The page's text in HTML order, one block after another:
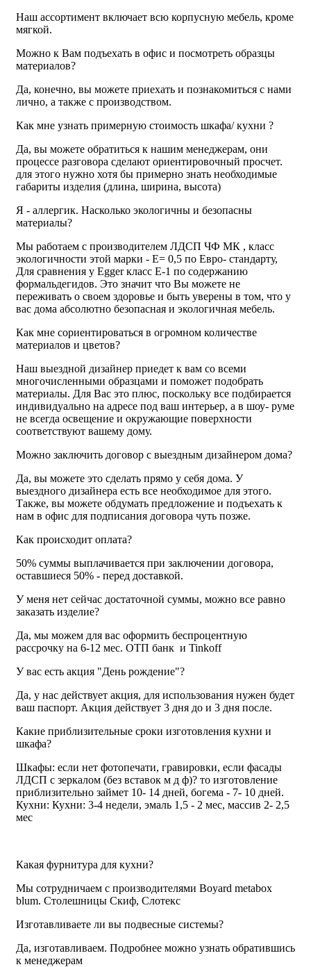
Наш ассортимент включает всю корпусную мебель, кроме
мягкой.
Можно к Вам подъехать в офис и посмотреть образцы
материалов?
Да, конечно, вы можете приехать и познакомиться с нами
лично, а также с производством.
Как мне узнать примерную стоимость шкафа/ кухни ?
Да, вы можете обратиться к нашим менеджерам, они
процессе разговора сделают ориентировочный просчет.
для этого нужно хотя бы примерно знать необходимые
габариты изделия (длина, ширина, высота)
Я - аллергик. Насколько экологичны и безопасны
материалы?
Мы работаем с производителем ЛДСП ЧФ МК , класс
экологичности этой марки - Е= 0,5 по Евро- стандарту,
Для сравнения у Egger класс Е-1 по содержанию
формальдегидов. Это значит что Вы можете не
переживать о своем здоровье и быть уверены в том, что у
вас дома абсолютно безопасная и экологичная мебель.
Как мне сориентироваться в огромном количестве
материалов и цветов?
Наш выездной дизайнер приедет к вам со всеми
многочисленными образцами и поможет подобрать
материалы. Для Вас это плюс, поскольку все подбирается
индивидуально на адресе под ваш интерьер, а в шоу- руме
не всегда освещение и окружающие поверхности
соответствуют вашему дому.
Можно заключить договор с выездным дизайнером дома?
Да, вы можете это сделать прямо у себя дома. У
выездного дизайнера есть все необходимое для этого.
Также, вы можете обдумать предложение и подъехать к
нам в офис для подписания договора чуть позже.
Как происходит оплата?
50% суммы выплачивается при заключении договора,
оставшиеся 50% - перед доставкой.
У меня нет сейчас достаточной суммы, можно все равно
заказать изделие?
Да, мы можем для вас оформить беспроцентную
рассрочку на 6-12 мес. ОТП банк и Tinkoff
У вас есть акция "День рождение"?
Да, у нас действует акция, для использования нужен будет
ваш паспорт. Акция действует 3 дня до и 3 дня после.
Какие приблизительные сроки изготовления кухни и
шкафа?
Шкафы: если нет фотопечати, гравировки, если фасады
ЛДСП с зеркалом (без вставок м д ф)? то изготовление
приблизительно займет 10- 14 дней, богема - 7- 10 дней.
Кухни: Кухни: 3-4 недели, эмаль 1,5 - 2 мес, массив 2- 2,5
мес
Какая фурнитура для кухни?
Мы сотрудничаем с производителями Boyard metabox
blum. Столешницы Скиф, Слотекс
Изготавливаете ли вы подвесные системы?
Да, изготавливаем. Подробнее можно узнать обратившись
к менеджерам